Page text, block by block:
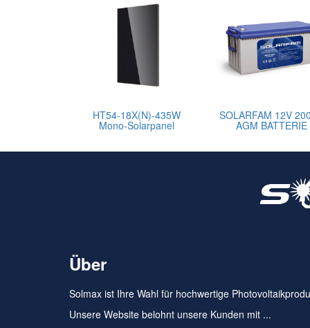
HT54-18X(N)-435W
Mono-Solarpanel
SOLARFAM 12V
AGM BATTERIE
Über
Solmax ist Ihre Wahl für hochwertige
Unsere Website belohnt unsere Kunden mit ...